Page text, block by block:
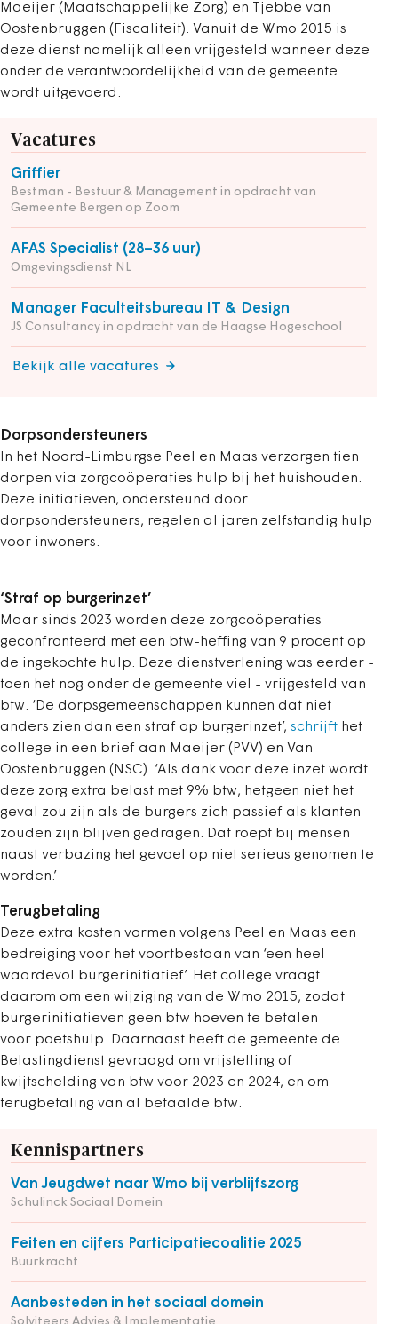
Maeijer (Maatschappelijke Zorg) en Tjebbe van
Oostenbruggen (Fiscaliteit). Vanuit de Wmo 2015 is
deze dienst namelijk alleen vrijgesteld wanneer deze
onder de verantwoordelijkheid van de gemeente
wordt uitgevoerd.
Vacatures
Griffier
Bestman - Bestuur & Management in opdracht van
Gemeente Bergen op Zoom
AFAS Specialist (28–36 uur)
Omgevingsdienst NL
Manager Faculteitsbureau IT & Design
JS Consultancy in opdracht van de Haagse Hogeschool
Bekijk alle vacatures
Dorpsondersteuners
In het Noord-Limburgse Peel en Maas verzorgen tien
dorpen via zorgcoöperaties hulp bij het huishouden.
Deze initiatieven, ondersteund door
dorpsondersteuners, regelen al jaren zelfstandig hulp
voor inwoners.
‘Straf op burgerinzet’
Maar sinds 2023 worden deze zorgcoöperaties
geconfronteerd met een btw-heffing van 9 procent op
de ingekochte hulp. Deze dienstverlening was eerder -
toen het nog onder de gemeente viel - vrijgesteld van
btw. ‘De dorpsgemeenschappen kunnen dat niet
anders zien dan een straf op burgerinzet’, schrijft het
college in een brief aan Maeijer (PVV) en Van
Oostenbruggen (NSC). ‘Als dank voor deze inzet wordt
deze zorg extra belast met 9% btw, hetgeen niet het
geval zou zijn als de burgers zich passief als klanten
zouden zijn blijven gedragen. Dat roept bij mensen
naast verbazing het gevoel op niet serieus genomen te
worden.’
Terugbetaling
Deze extra kosten vormen volgens Peel en Maas een
bedreiging voor het voortbestaan van ‘een heel
waardevol burgerinitiatief’. Het college vraagt
daarom om een wijziging van de Wmo 2015, zodat
burgerinitiatieven geen btw hoeven te betalen
voor poetshulp. Daarnaast heeft de gemeente de
Belastingdienst gevraagd om vrijstelling of
kwijtschelding van btw voor 2023 en 2024, en om
terugbetaling van al betaalde btw.
Kennispartners
Van Jeugdwet naar Wmo bij verblijfszorg
Schulinck Sociaal Domein
Feiten en cijfers Participatiecoalitie 2025
Buurkracht
Aanbesteden in het sociaal domein